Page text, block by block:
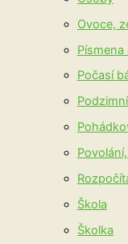
Ovoce,
Písmena
Počasí
Škola
Školka